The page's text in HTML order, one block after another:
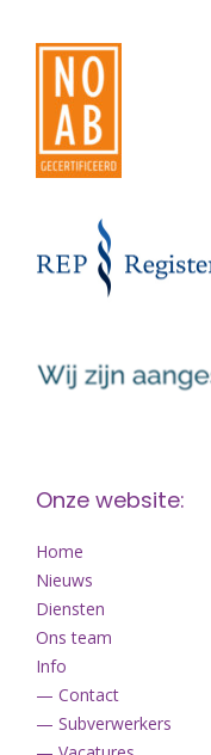
Onze website:
Home
Nieuws
Diensten
Ons team
Info
— Contact
— Subverwerkers